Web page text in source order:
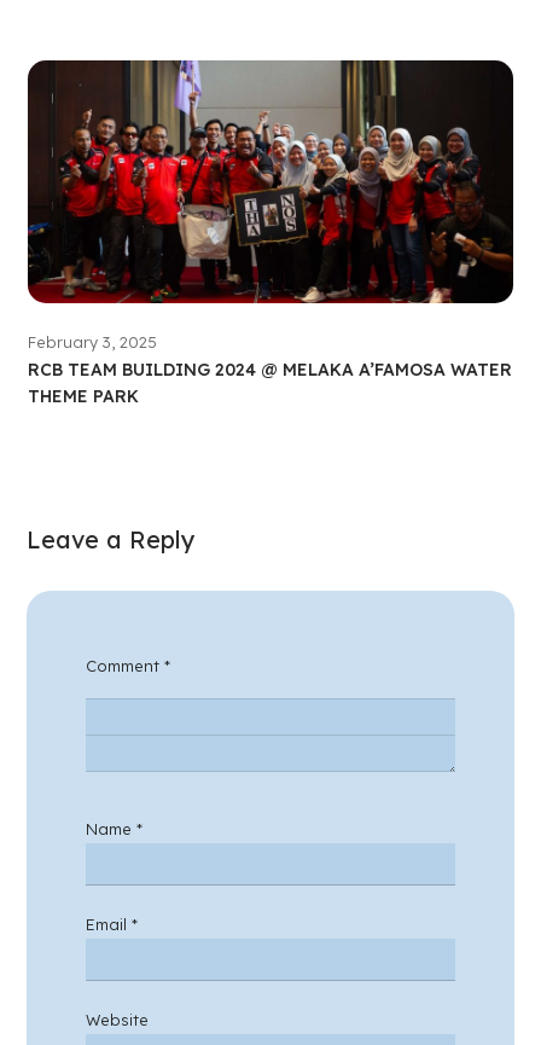
February 3, 2025
RCB TEAM BUILDING 2024 @ MELAKA A’FAMOSA WATER
THEME PARK
Leave a Reply
Comment *
Name *
Email *
Website